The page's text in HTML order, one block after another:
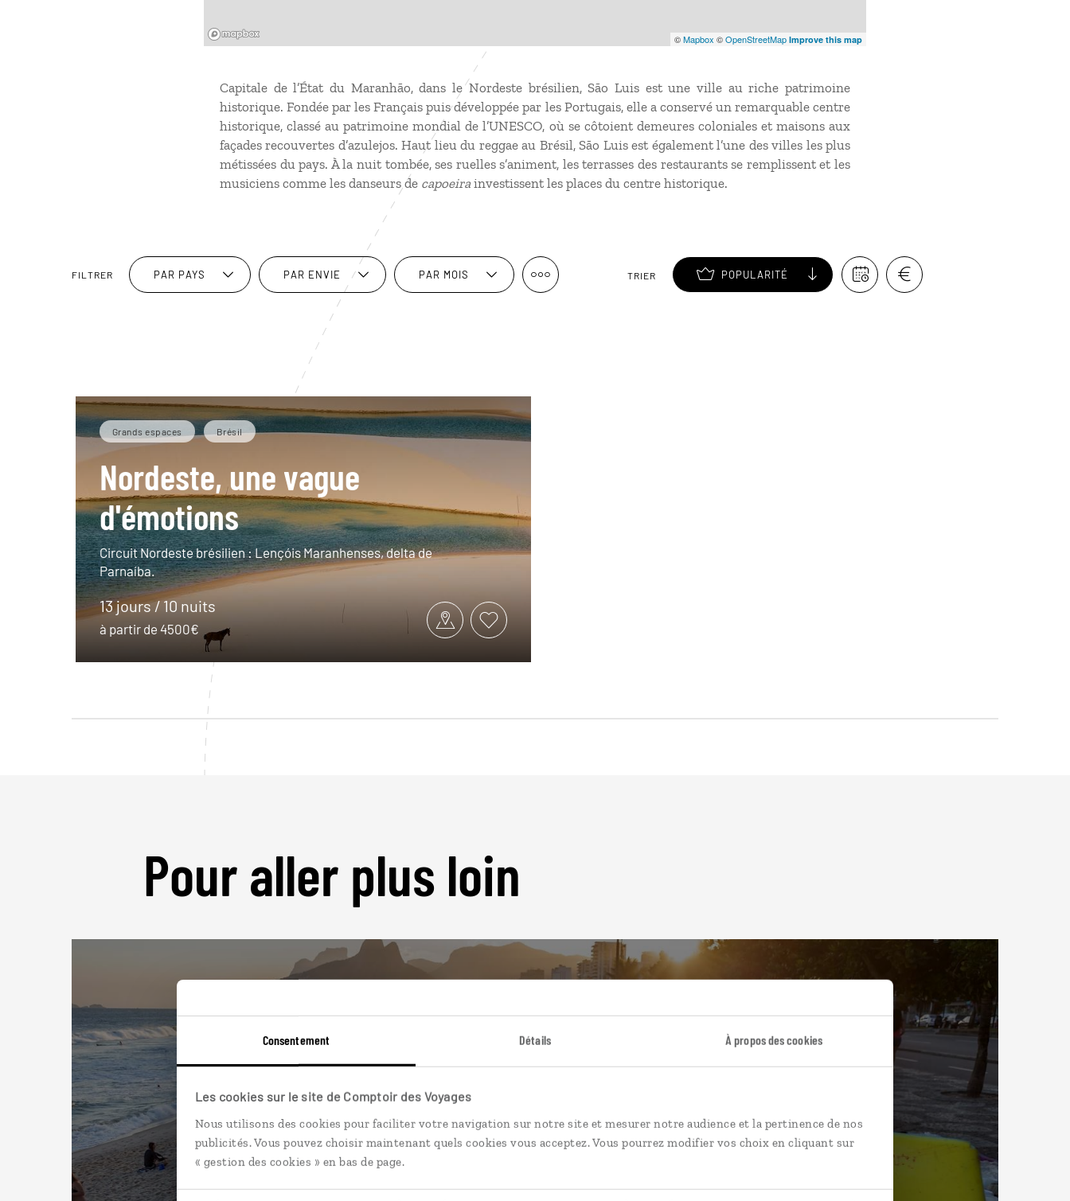
Consentement Détails À propos des cookies
Les cookies sur le site de Comptoir des Voyages
Nous utilisons des cookies pour faciliter votre navigation sur notre site et mesurer notre audience et la pertinence de nos
publicités. Vous pouvez choisir maintenant quels cookies vous acceptez. Vous pourrez modifier vos choix en cliquant sur
« gestion des cookies » en bas de page.
©Mapbox ©OpenStreetMap Improve this map
Capitale de l’État du Maranhão, dans le Nordeste brésilien, São Luis est une ville au riche patrimoine
historique. Fondée par les Français puis développée par les Portugais, elle a conservé un remarquable centre
historique, classé au patrimoine mondial de l’UNESCO, où se côtoient demeures coloniales et maisons aux
façades recouvertes d’azulejos. Haut lieu du reggae au Brésil, São Luis est également l’une des villes les plus
métissées du pays. À la nuit tombée, ses ruelles s’animent, les terrasses des restaurants se remplissent et les
musiciens comme les danseurs de capoeira investissent les places du centre historique.
FILTRER PAR PAYS PAR ENVIE PAR MOIS TRIER POPULARITÉ
Grands espaces Brésil
Nordeste, une vague
d'émotions
Circuit Nordeste brésilien : Lençóis Maranhenses, delta de
Parnaíba.
13 jours / 10 nuits
à partir de 4500€
Pour aller plus loin
Nos 11 idées de voyage
Brésil